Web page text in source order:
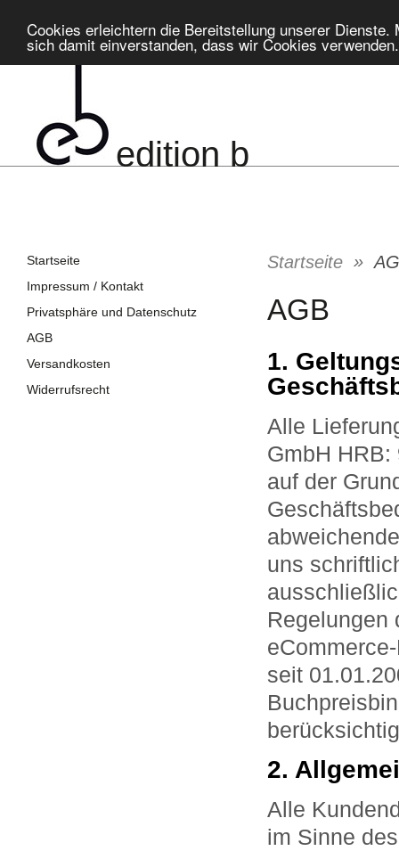
Cookies erleichtern die Bereitstellung unserer
sich damit einverstanden, dass wir Cookies
edition b
Startseite
Impressum / Kontakt
Privatsphäre und Datenschutz
AGB
Versandkosten
Widerrufsrecht
Startseite »
AGB
1.
Alle
GmbH
auf der
uns
Regelungen
seit
2.
Alle
im Sinne